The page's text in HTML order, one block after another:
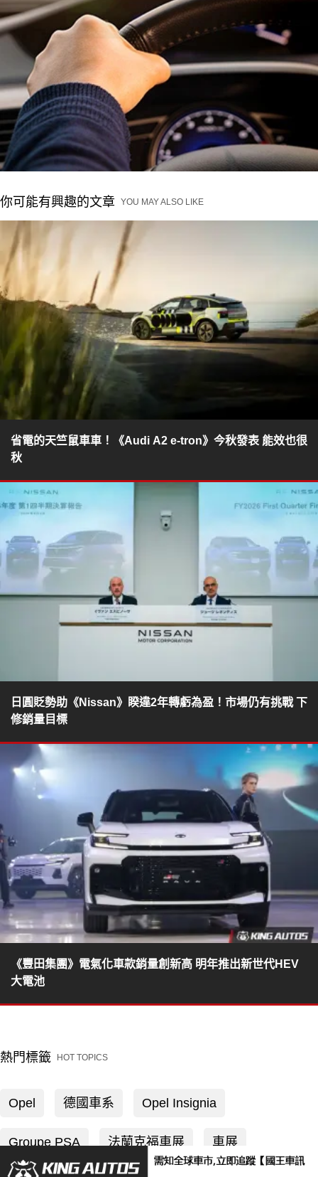
你可能有興趣的文章 YOU MAY ALSO LIKE
省電的天竺鼠車車！《Audi A2 e-tron》今秋發表 能效也很
秋
日圓貶勢助《Nissan》睽違2年轉虧為盈！市場仍有挑戰 下
修銷量目標
《豐田集團》電氣化車款銷量創新高 明年推出新世代HEV
大電池
熱門標籤 HOT TOPICS
Opel 德國車系 Opel Insignia
Groupe PSA 法蘭克福車展 車展